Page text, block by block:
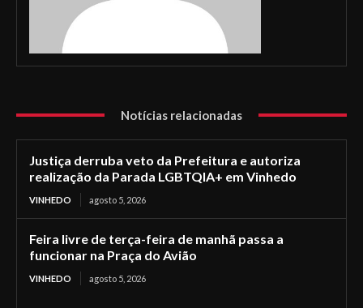
Notícias relacionadas
Justiça derruba veto da Prefeitura e autoriza
realização da Parada LGBTQIA+ em Vinhedo
VINHEDO agosto 5, 2026
Feira livre de terça-feira de manhã passa a
funcionar na Praça do Avião
VINHEDO agosto 5, 2026